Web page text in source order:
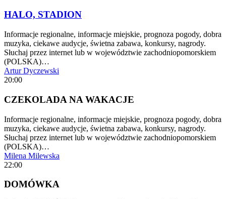
HALO, STADION
Informacje regionalne, informacje miejskie, prognoza pogody, dobra
muzyka, ciekawe audycje, świetna zabawa, konkursy, nagrody.
Słuchaj przez internet lub w województwie zachodniopomorskiem
(POLSKA)…
Artur Dyczewski
20:00
CZEKOLADA NA WAKACJE
Informacje regionalne, informacje miejskie, prognoza pogody, dobra
muzyka, ciekawe audycje, świetna zabawa, konkursy, nagrody.
Słuchaj przez internet lub w województwie zachodniopomorskiem
(POLSKA)…
Milena Milewska
22:00
DOMÓWKA